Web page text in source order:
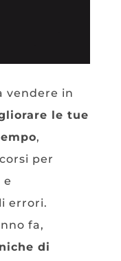
vendere in
le tue
,
per
e
errori.
fa,
di